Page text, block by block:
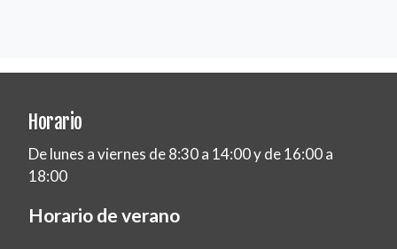
Horario
De lunes a viernes de 8:30 a 14:00 y de 16:00 a
18:00
Horario de verano